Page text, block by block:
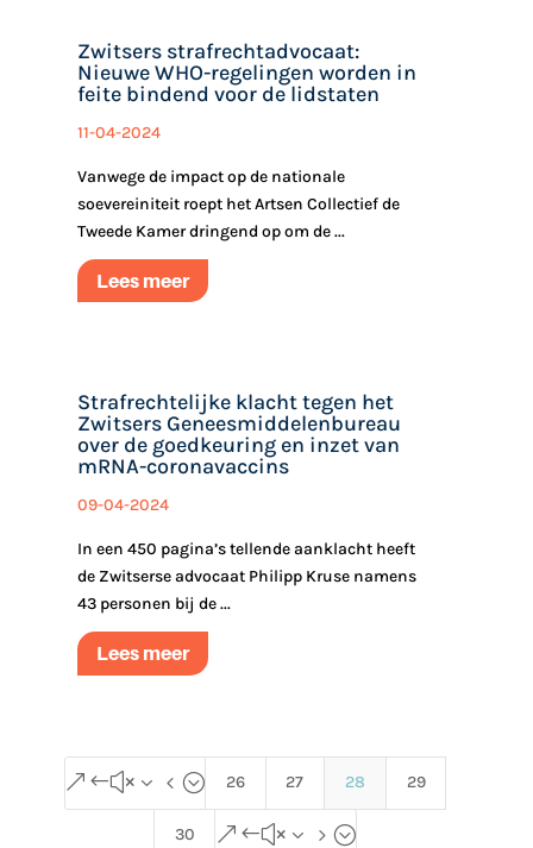
Zwitsers strafrechtadvocaat:
Nieuwe WHO-regelingen worden in
feite bindend voor de lidstaten
11-04-2024
Vanwege de impact op de nationale
soevereiniteit roept het Artsen Collectief de
Tweede Kamer dringend op om de ...
Lees meer
Strafrechtelijke klacht tegen het
Zwitsers Geneesmiddelenbureau
over de goedkeuring en inzet van
mRNA-coronavaccins
09-04-2024
In een 450 pagina’s tellende aanklacht heeft
de Zwitserse advocaat Philipp Kruse namens
43 personen bij de ...
Lees meer
&#x34; 26 27 28 29
30 &#x35;